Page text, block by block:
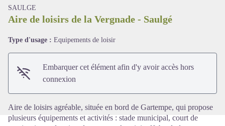
SAULGE
Aire de loisirs de la Vergnade - Saulgé
Type d'usage : Equipements de loisir
Embarquer cet élément afin d'y avoir accès hors
connexion
Aire de loisirs agréable, située en bord de Gartempe, qui propose
plusieurs équipements et activités : stade municipal, court de